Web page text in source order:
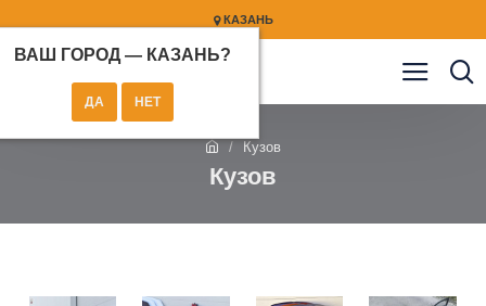
КАЗАНЬ
ВАШ ГОРОД — КАЗАНЬ?
Кузов
Кузов